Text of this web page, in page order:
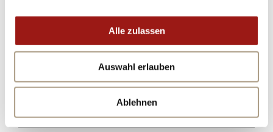
Alle zulassen
Auswahl erlauben
Ablehnen
PRODUKT­SICHERHEITS­
INFORMATIONEN
HERSTELLER